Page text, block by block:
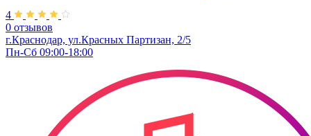
4
0 отзывов
г.Краснодар, ул.Красных Партизан, 2/5
Пн-Сб 09:00-18:00